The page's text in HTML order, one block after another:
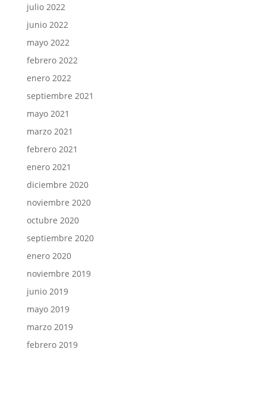
julio 2022
junio 2022
mayo 2022
febrero 2022
enero 2022
septiembre 2021
mayo 2021
marzo 2021
febrero 2021
enero 2021
diciembre 2020
noviembre 2020
octubre 2020
septiembre 2020
enero 2020
noviembre 2019
junio 2019
mayo 2019
marzo 2019
febrero 2019